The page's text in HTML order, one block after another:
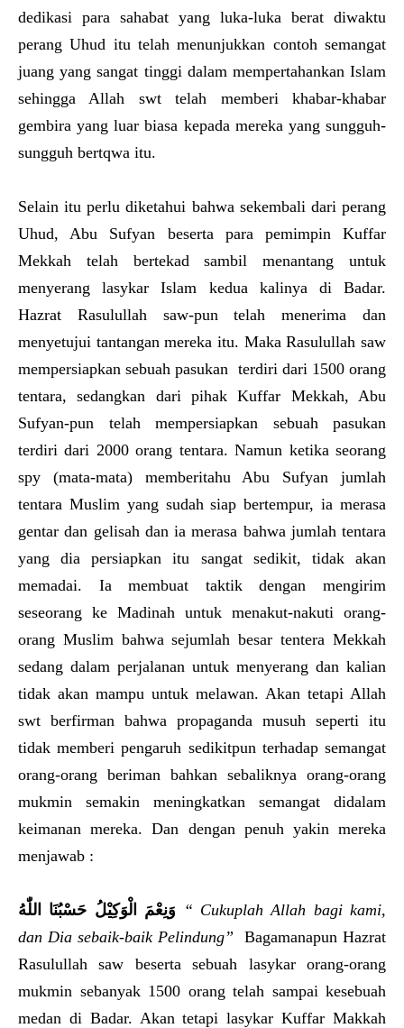
dedikasi para sahabat yang luka-luka berat diwaktu
perang Uhud itu telah menunjukkan contoh semangat
juang yang sangat tinggi dalam mempertahankan Islam
sehingga Allah swt telah memberi khabar-khabar
gembira yang luar biasa kepada mereka yang sungguh-
sungguh bertqwa itu.
Selain itu perlu diketahui bahwa sekembali dari perang
Uhud, Abu Sufyan beserta para pemimpin Kuffar
Mekkah telah bertekad sambil menantang untuk
menyerang lasykar Islam kedua kalinya di Badar.
Hazrat Rasulullah saw-pun telah menerima dan
menyetujui tantangan mereka itu. Maka Rasulullah saw
mempersiapkan sebuah pasukan terdiri dari 1500 orang
tentara, sedangkan dari pihak Kuffar Mekkah, Abu
Sufyan-pun telah mempersiapkan sebuah pasukan
terdiri dari 2000 orang tentara. Namun ketika seorang
spy (mata-mata) memberitahu Abu Sufyan jumlah
tentara Muslim yang sudah siap bertempur, ia merasa
gentar dan gelisah dan ia merasa bahwa jumlah tentara
yang dia persiapkan itu sangat sedikit, tidak akan
memadai. Ia membuat taktik dengan mengirim
seseorang ke Madinah untuk menakut-nakuti orang-
orang Muslim bahwa sejumlah besar tentera Mekkah
sedang dalam perjalanan untuk menyerang dan kalian
tidak akan mampu untuk melawan. Akan tetapi Allah
swt berfirman bahwa propaganda musuh seperti itu
tidak memberi pengaruh sedikitpun terhadap semangat
orang-orang beriman bahkan sebaliknya orang-orang
mukmin semakin meningkatkan semangat didalam
keimanan mereka. Dan dengan penuh yakin mereka
menjawab :
وَنِعْمَ الْوَكِيْلُ حَسْبُنَا اللّٰهُ
“ Cukuplah Allah bagi kami,
dan Dia sebaik-baik Pelindung” Bagamanapun Hazrat
Rasulullah saw beserta sebuah lasykar orang-orang
mukmin sebanyak 1500 orang telah sampai kesebuah
medan di Badar. Akan tetapi lasykar Kuffar Makkah